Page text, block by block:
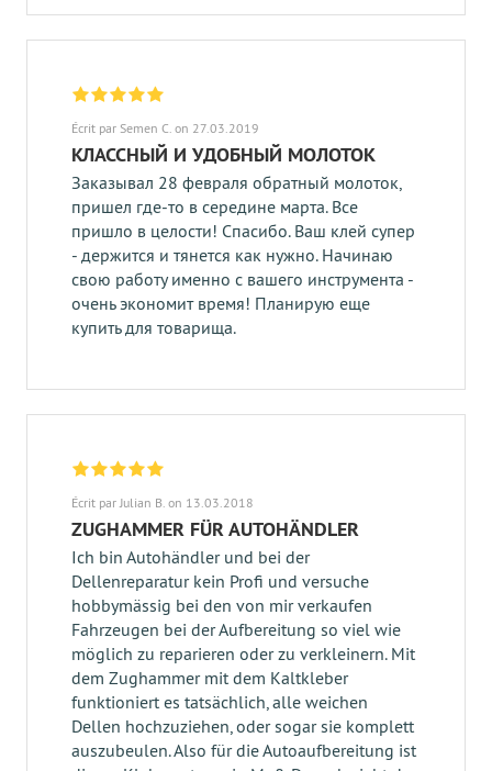
Écrit par Semen C. on 27.03.2019
КЛАССНЫЙ И УДОБНЫЙ МОЛОТОК
Заказывал 28 февраля обратный молоток,
пришел где-то в середине марта. Все
пришло в целости! Спасибо. Ваш клей супер
- держится и тянется как нужно. Начинаю
свою работу именно с вашего инструмента -
очень экономит время! Планирую еще
купить для товарища.
Écrit par Julian B. on 13.03.2018
ZUGHAMMER FÜR AUTOHÄNDLER
Ich bin Autohändler und bei der
Dellenreparatur kein Profi und versuche
hobbymässig bei den von mir verkaufen
Fahrzeugen bei der Aufbereitung so viel wie
möglich zu reparieren oder zu verkleinern. Mit
dem Zughammer mit dem Kaltkleber
funktioniert es tatsächlich, alle weichen
Dellen hochzuziehen, oder sogar sie komplett
auszubeulen. Also für die Autoaufbereitung ist